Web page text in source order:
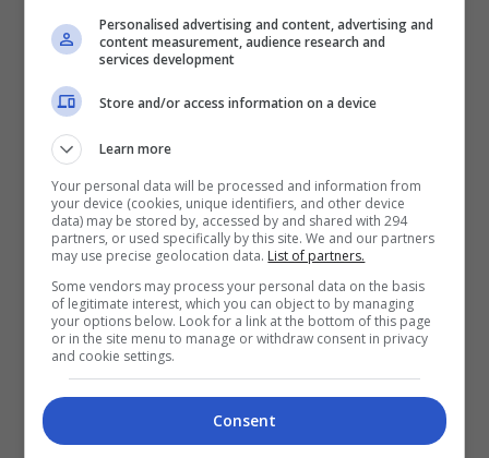
Menurut Zulin, dia mengalami kesukaran untuk
tidur kerana terdengar bunyi perabot ditarik dan
anjing menyalak sepanjang malam.
Lebih menyeramkan, Zulin turut mendapati dirinya
ditindih ketika tidur selain terlihat bekas tapak
Personalised advertising and content, advertising and
content measurement, audience research and
services development
Store and/or access information on a device
Learn more
Your personal data will be processed and information from
your device (cookies, unique identifiers, and other device
data) may be stored by, accessed by and shared with 294
partners, or used specifically by this site. We and our partners
may use precise geolocation data. List of partners.
Some vendors may process your personal data on the basis
of legitimate interest, which you can object to by managing
your options below. Look for a link at the bottom of this page
or in the site menu to manage or withdraw consent in privacy
and cookie settings.
Consent